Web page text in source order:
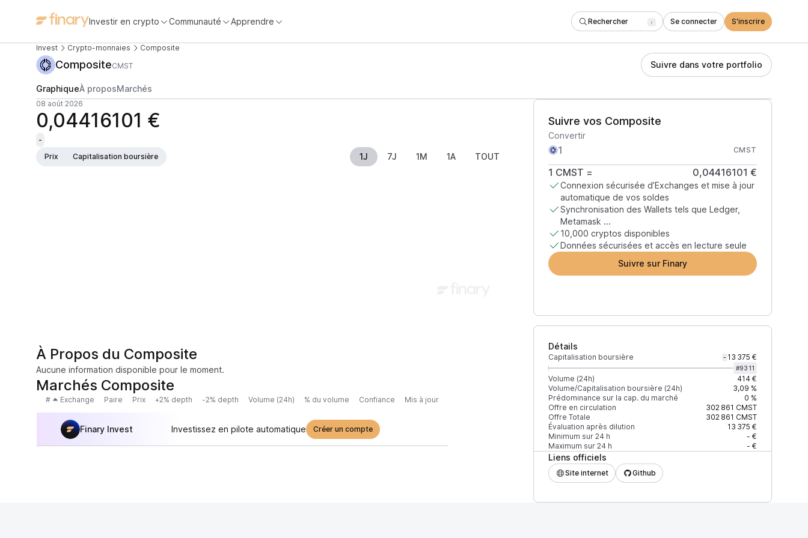
Investir en crypto Communauté Apprendre Rechercher / Se connecter S'inscrire
Invest Crypto-monnaies Composite
CompositeCMST Suivre dans votre portfolio
GraphiqueÀ proposMarchés
08 août 2026
0,04416101 €
-
Prix
Capitalisation boursière 1J 7J 1M 1A TOUT
Suivre vos Composite
Convertir
CMST
1 CMST = 0,04416101 €
Connexion sécurisée d’Exchanges et mise à jour
automatique de vos soldes
Synchronisation des Wallets tels que Ledger,
Metamask ...
10,000 cryptos disponibles
Données sécurisées et accès en lecture seule
Suivre sur Finary
Détails
Capitalisation boursière - 13 375 €
#9311
Volume (24h)
414 €
Volume/Capitalisation boursière (24h)
3,09 %
Prédominance sur la cap. du marché
0 %
Offre en circulation
302 861 CMST
Offre Totale
302 861 CMST
Évaluation après dilution
13 375 €
Minimum sur 24 h
- €
Maximum sur 24 h
- €
Liens officiels
Site internet Github
À Propos du Composite
Aucune information disponible pour le moment.
Marchés Composite
# Exchange Paire Prix +2% depth -2% depth Volume (24h) % du volume Confiance Mis à jour
Finary Invest Investissez en pilote automatique Créer un compte